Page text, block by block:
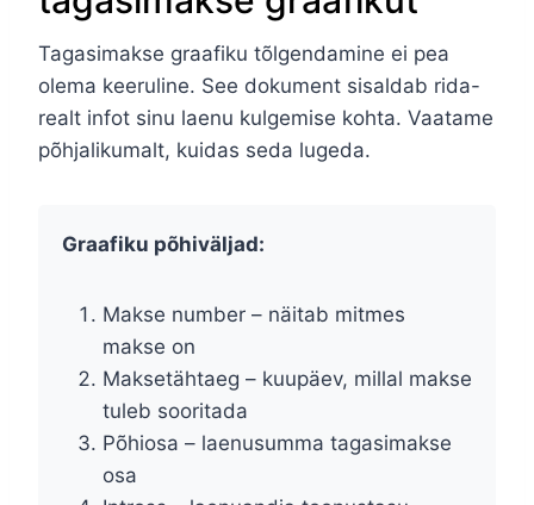
Tagasimakse graafiku tõlgendamine ei pea
olema keeruline. See dokument sisaldab rida-
realt infot sinu laenu kulgemise kohta. Vaatame
põhjalikumalt, kuidas seda lugeda.
Graafiku põhiväljad:
Makse number – näitab mitmes
makse on
Maksetähtaeg – kuupäev, millal makse
tuleb sooritada
Põhiosa – laenusumma tagasimakse
osa